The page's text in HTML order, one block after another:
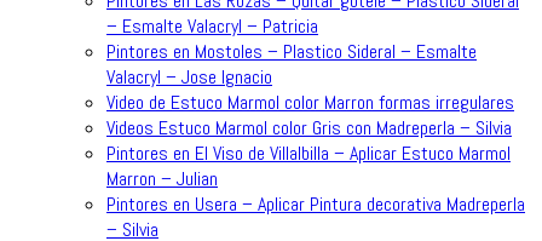
– Esmalte Valacryl – Patricia
Pintores en Mostoles – Plastico Sideral – Esmalte
Valacryl – Jose Ignacio
Video de Estuco Marmol color Marron formas irregulares
Videos Estuco Marmol color Gris con Madreperla – Silvia
Pintores en El Viso de Villalbilla – Aplicar Estuco Marmol
Marron – Julian
Pintores en Usera – Aplicar Pintura decorativa Madreperla
– Silvia